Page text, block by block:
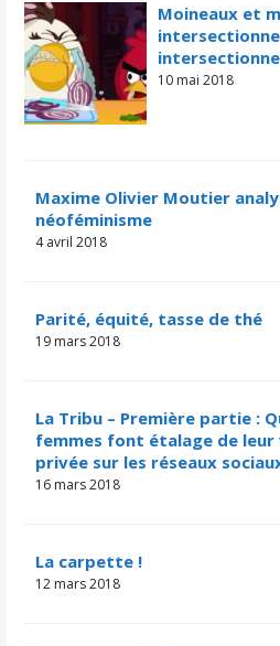
Moineaux et
10 mai 2018
Maxime Olivier Moutier
néoféminisme
4 avril 2018
Parité, équité, tasse de thé
19 mars 2018
La Tribu – Première partie :
femmes font étalage de leur
privée sur les réseaux
16 mars 2018
La carpette !
12 mars 2018